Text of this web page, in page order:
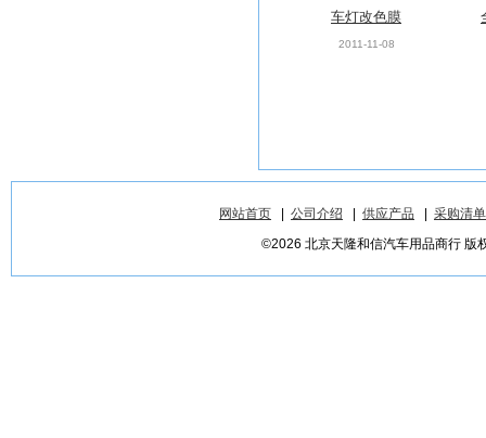
车灯改色膜
2011-11-08
网站首页 公司介绍 供应产品
采购清单
©2026 北京天隆和信汽车用品商行 版